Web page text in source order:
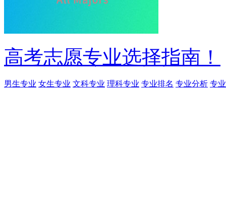
高考志愿专业选择指南！
男生专业 女生专业 文科专业 理科专业 专业排名 专业分析 专